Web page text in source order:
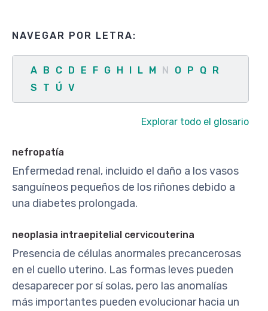
NAVEGAR POR LETRA:
A B C D E F G H I L M N O P Q R
S
T Ú V
Explorar todo el glosario
nefropatía
Enfermedad renal, incluido el daño a los vasos
sanguíneos pequeños de los riñones debido a
una diabetes prolongada.
neoplasia intraepitelial cervicouterina
Presencia de células anormales precancerosas
en el cuello uterino. Las formas leves pueden
desaparecer por sí solas, pero las anomalías
más importantes pueden evolucionar hacia un